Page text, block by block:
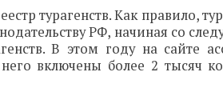
турагенств. Как правило,
РФ, начиная со
В этом году на сайте
него включены более 2 тысяч